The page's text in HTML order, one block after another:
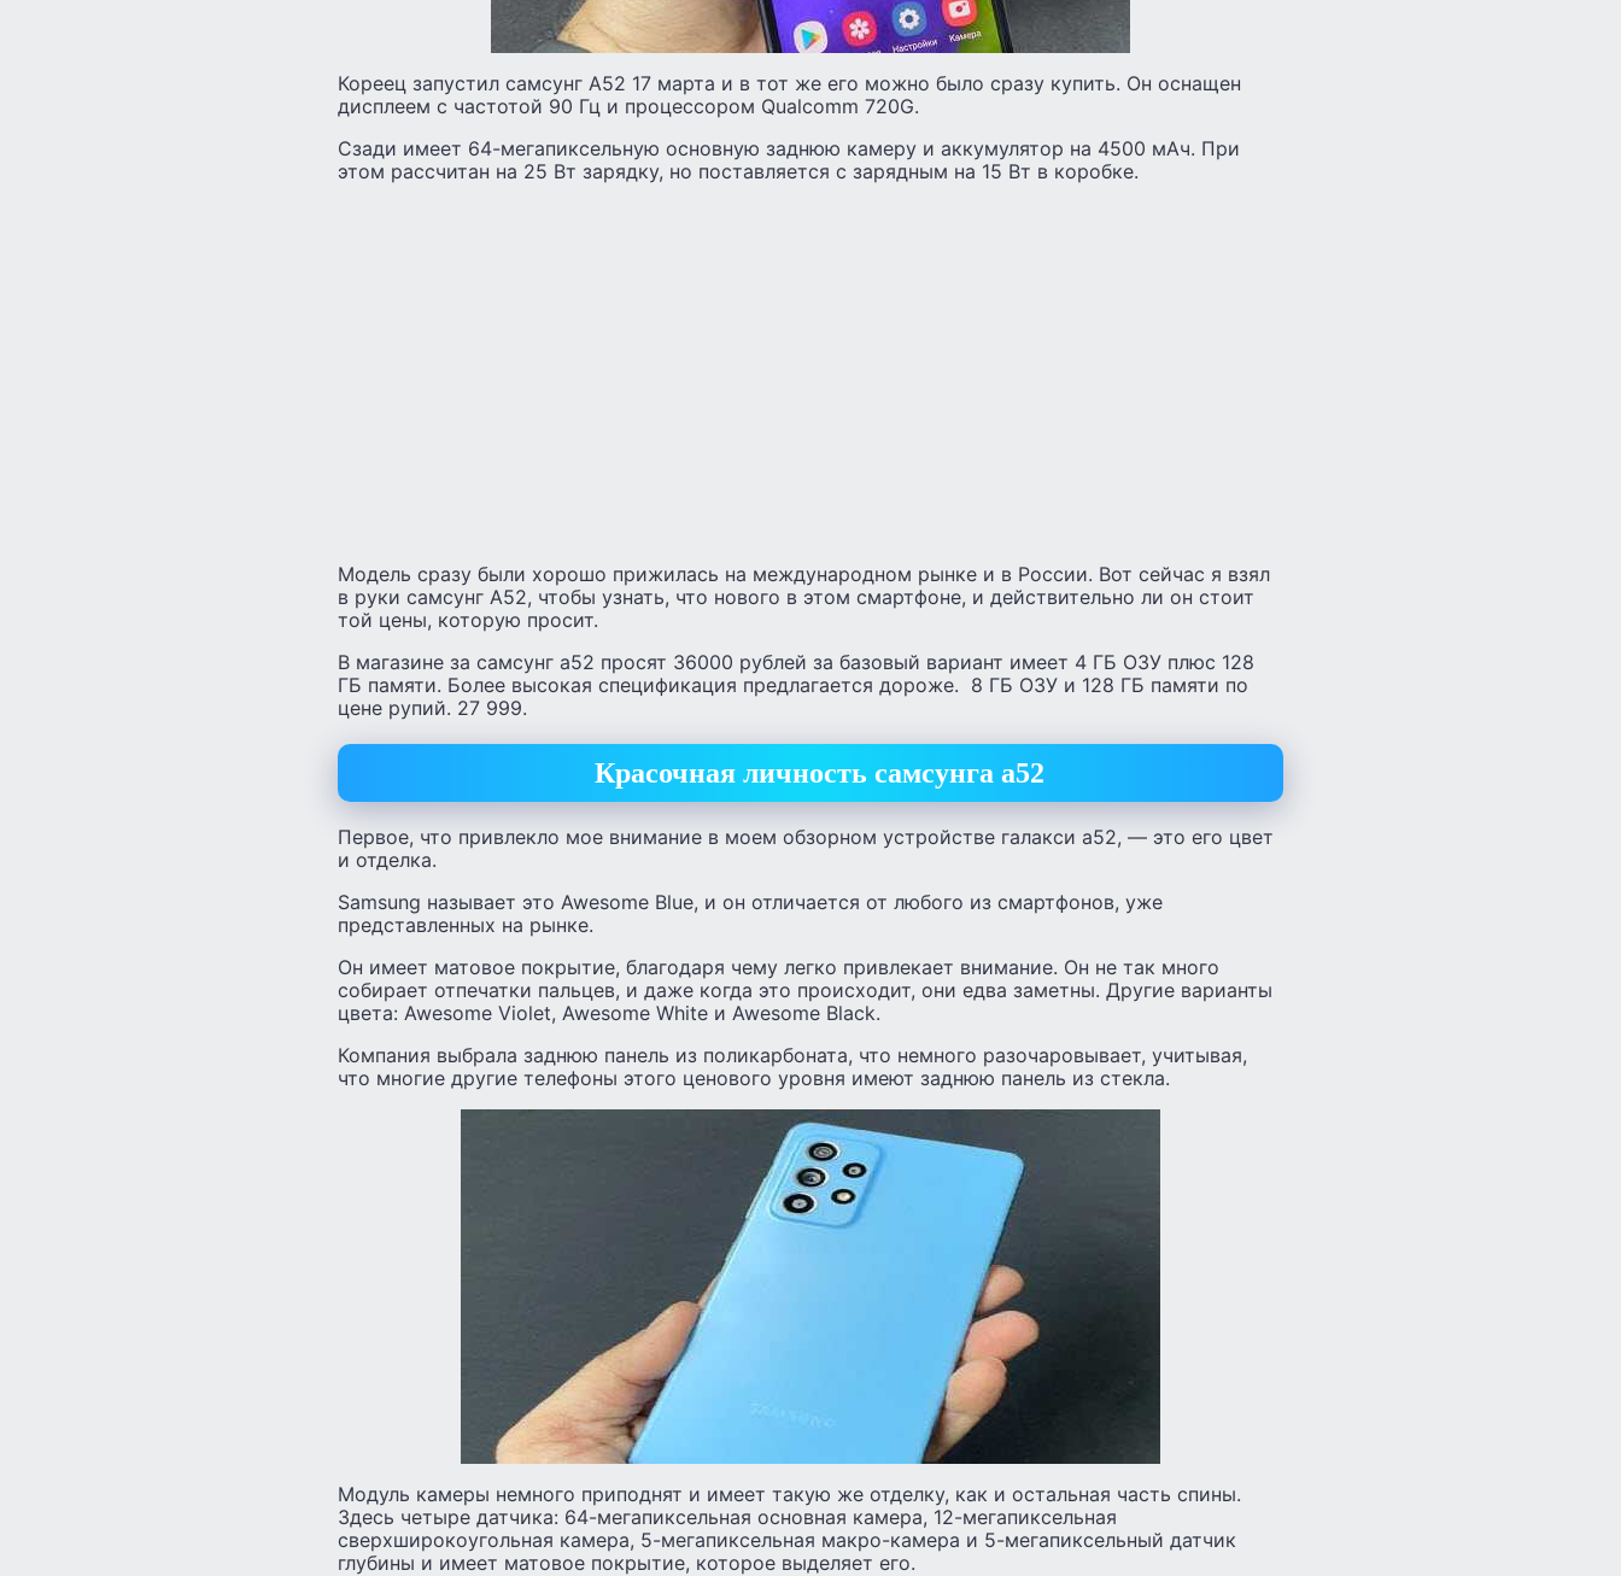
Кореец запустил самсунг А52 17 марта и в тот же его можно было сразу купить. Он оснащен
дисплеем с частотой 90 Гц и процессором Qualcomm 720G.
Сзади имеет 64-мегапиксельную основную заднюю камеру и аккумулятор на 4500 мАч. При
этом рассчитан на 25 Вт зарядку, но поставляется с зарядным на 15 Вт в коробке.
Модель сразу были хорошо прижилась на международном рынке и в России. Вот сейчас я взял
в руки самсунг A52, чтобы узнать, что нового в этом смартфоне, и действительно ли он стоит
той цены, которую просит.
В магазине за самсунг а52 просят 36000 рублей за базовый вариант имеет 4 ГБ ОЗУ плюс 128
ГБ памяти. Более высокая спецификация предлагается дороже. 8 ГБ ОЗУ и 128 ГБ памяти по
цене рупий. 27 999.
Красочная личность самсунга а52
Первое, что привлекло мое внимание в моем обзорном устройстве галакси а52, — это его цвет
и отделка.
Samsung называет это Awesome Blue, и он отличается от любого из смартфонов, уже
представленных на рынке.
Он имеет матовое покрытие, благодаря чему легко привлекает внимание. Он не так много
собирает отпечатки пальцев, и даже когда это происходит, они едва заметны. Другие варианты
цвета: Awesome Violet, Awesome White и Awesome Black.
Компания выбрала заднюю панель из поликарбоната, что немного разочаровывает, учитывая,
что многие другие телефоны этого ценового уровня имеют заднюю панель из стекла.
Модуль камеры немного приподнят и имеет такую ​​же отделку, как и остальная часть спины.
Здесь четыре датчика: 64-мегапиксельная основная камера, 12-мегапиксельная
сверхширокоугольная камера, 5-мегапиксельная макро-камера и 5-мегапиксельный датчик
глубины и имеет матовое покрытие, которое выделяет его.